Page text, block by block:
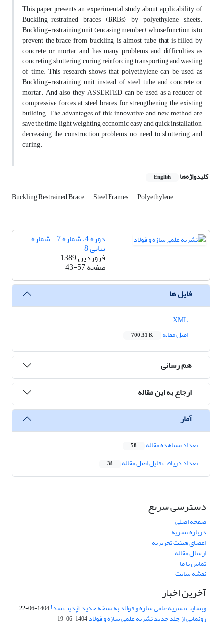
This paper presents an experimental study about applicability of
Buckling-restrained braces (BRBs) by polyethylene sheets.
Buckling-restraining unit (encasing member), whose function is to
prevent the brace from buckling, is almost tube that is filled by
concrete or mortar and has many problems and difficulties as
concreting, shuttering, curing, reinforcing, transporting and wasting
of time. This research shows that polyethylene can be used as
Buckling-restraining unit instead of steel tube and concrete or
mortar. And also they ASSERTED can be used as a reducer of
compressive forces at steel braces for strengthening the existing
building. The advantages of this innovative and new method are
save the time, light weighting, economic, easy and quick installation,
decreasing the construction problems, no need to shuttering and
curing.
کلیدواژه‌ها English
Buckling Restrained Brace Steel Frames Polyethylene
دوره 4، شماره 7 - شماره
پیاپی 8
فروردین 1389
صفحه43-57
فایل ها
اصل مقاله
700.31 K
هم رسانی
ارجاع به این مقاله
آمار
تعداد مشاهده مقاله 58
تعداد دریافت فایل اصل مقاله 38
دسترسی سریع
صفحه اصلی
درباره نشریه
اعضای هیئت تحریریه
ارسال مقاله
تماس با ما
نقشه سایت
آخرین اخبار
وبسایت نشریه علمی سازه و فولاد به نسخه جدید آپدیت شد!1404-06-22
رونمایی از جلد جدید نشریه علمی سازه و فولاد1404-06-19